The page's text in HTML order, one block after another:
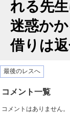
れる先
迷惑かか
借りは
最後のレスへ
コメント一覧
コメントはありません。